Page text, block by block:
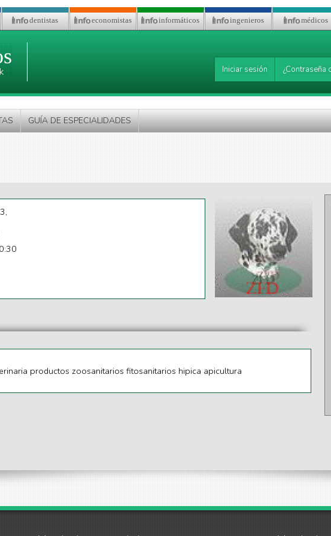
dentistas economistas informáticos ingenieros médicos
Iniciar sesión ¿Contraseña
GUÍA DE ESPECIALIDADES
is
productos zoosanitarios fitosanitarios hipica apicultura